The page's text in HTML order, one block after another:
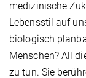
medizinische
Lebensstil auf
biologisch
Menschen? All
zu tun. Sie